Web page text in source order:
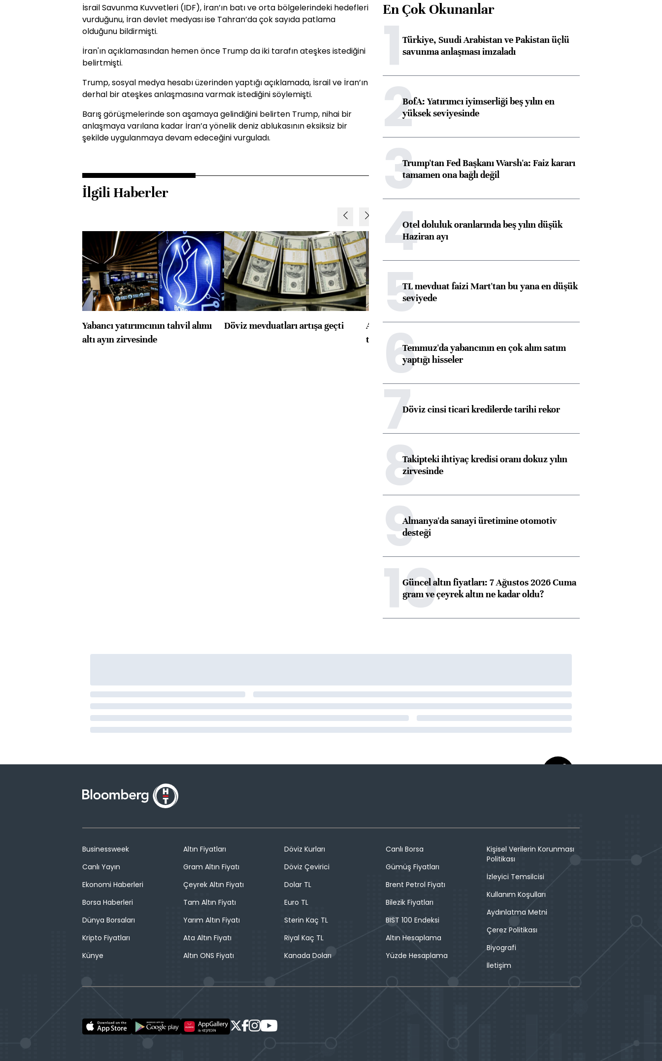
İsrail Savunma Kuvvetleri (IDF), İran’ın batı ve orta bölgelerindeki hedefleri
vurduğunu, İran devlet medyası ise Tahran’da çok sayıda patlama
olduğunu bildirmişti.
İran'ın açıklamasından hemen önce Trump da iki tarafın ateşkes istediğini
belirtmişti.
Trump, sosyal medya hesabı üzerinden yaptığı açıklamada, İsrail ve İran’ın
derhal bir ateşkes anlaşmasına varmak istediğini söylemişti.
Barış görüşmelerinde son aşamaya gelindiğini belirten Trump, nihai bir
anlaşmaya varılana kadar İran’a yönelik deniz ablukasının eksiksiz bir
şekilde uygulanmaya devam edeceğini vurguladı.
İlgili Haberler
Yabancı yatırımcının tahvil alımı
altı ayın zirvesinde
Döviz mevduatları artışa geçti
ABD'de konut başlangıçları
toparlandı
konusunda Unicredit ile
En Çok Okunanlar
1Türkiye, Suudi Arabistan ve Pakistan üçlü
savunma anlaşması imzaladı
2BofA: Yatırımcı iyimserliği beş yılın en
yüksek seviyesinde
3Trump'tan Fed Başkanı Warsh'a: Faiz kararı
tamamen ona bağlı değil
4Otel doluluk oranlarında beş yılın düşük
Haziran ayı
5TL mevduat faizi Mart'tan bu yana en düşük
seviyede
6Temmuz'da yabancının en çok alım satım
yaptığı hisseler
7Döviz cinsi ticari kredilerde tarihi rekor
8Takipteki ihtiyaç kredisi oranı dokuz yılın
zirvesinde
9Almanya'da sanayi üretimine otomotiv
desteği
10
Güncel altın fiyatları: 7 Ağustos 2026 Cuma
gram ve çeyrek altın ne kadar oldu?
Businessweek
Canlı Yayın
Ekonomi Haberleri
Borsa Haberleri
Dünya Borsaları
Kripto Fiyatları
Künye
Altın Fiyatları
Gram Altın Fiyatı
Çeyrek Altın Fiyatı
Tam Altın Fiyatı
Yarım Altın Fiyatı
Ata Altın Fiyatı
Altın ONS Fiyatı
Döviz Kurları
Döviz Çevirici
Dolar TL
Euro TL
Sterin Kaç TL
Riyal Kaç TL
Kanada Doları
Canlı Borsa
Gümüş Fiyatları
Brent Petrol Fiyatı
Bilezik Fiyatları
BIST 100 Endeksi
Altın Hesaplama
Yüzde Hesaplama
Kişisel Verilerin Korunması
Politikası
İzleyici Temsilcisi
Kullanım Koşulları
Aydınlatma Metni
Çerez Politikası
Biyografi
İletişim